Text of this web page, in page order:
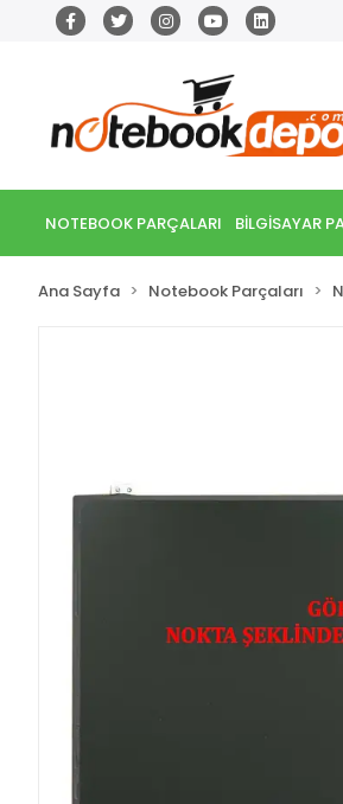
NOTEBOOK PARÇALARI BİLGİSAYAR
Ana Sayfa Notebook Parçaları